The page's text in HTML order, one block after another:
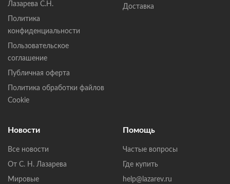
Лазарева С.Н.
Политика
конфиденциальности
Пользовательское
соглашение
Публичная оферта
Политика обработки файлов
Cookie
Доставка
Новости
Все новости
От С. Н. Лазарева
Мировые
Помощь
Частые вопросы
Где купить
help@lazarev.ru